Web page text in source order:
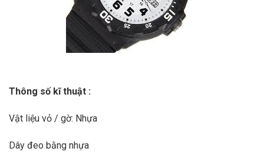
Thông số kĩ thuật :
Vật liệu vỏ / gờ: Nhựa
Dây đeo bằng nhựa